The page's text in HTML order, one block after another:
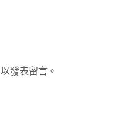
以發表留言。